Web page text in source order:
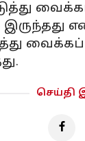
செய்தி